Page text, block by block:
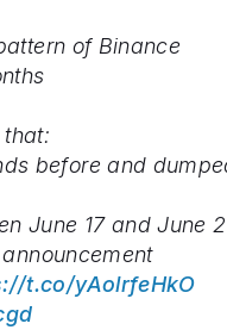
of Binance
before and
June 17 and June
t.co/yAolrfeHkO